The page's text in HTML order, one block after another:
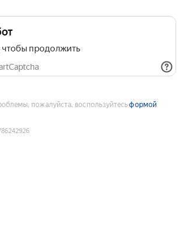
продолжить
пожалуйста, воспользуйтесьформой